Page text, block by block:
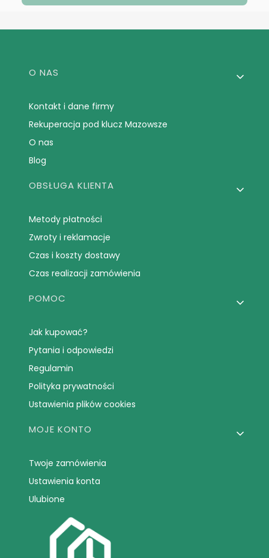
Linki w stopce
O NAS
Kontakt i dane firmy
Rekuperacja pod klucz Mazowsze
O nas
Blog
OBSŁUGA KLIENTA
Metody płatności
Zwroty i reklamacje
Czas i koszty dostawy
Czas realizacji zamówienia
POMOC
Jak kupować?
Pytania i odpowiedzi
Regulamin
Polityka prywatności
Ustawienia plików cookies
MOJE KONTO
Twoje zamówienia
Ustawienia konta
Ulubione